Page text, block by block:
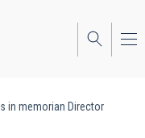
in memorian Director